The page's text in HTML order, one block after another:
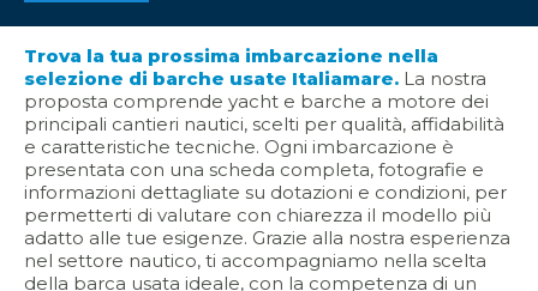
Trova la tua prossima imbarcazione nella
selezione di barche usate Italiamare. La nostra
proposta comprende yacht e barche a motore dei
principali cantieri nautici, scelti per qualità, affidabilità
e caratteristiche tecniche. Ogni imbarcazione è
presentata con una scheda completa, fotografie e
informazioni dettagliate su dotazioni e condizioni, per
permetterti di valutare con chiarezza il modello più
adatto alle tue esigenze. Grazie alla nostra esperienza
nel settore nautico, ti accompagniamo nella scelta
della barca usata ideale, con la competenza di un